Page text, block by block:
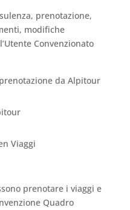
prenotazione,
modifiche
Convenzionato
da Alpitour
Viaggi
prenotare i viaggi e
Quadro